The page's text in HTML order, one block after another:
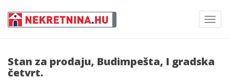
Stan za prodaju, Budimpešta, I gradska
četvrt.